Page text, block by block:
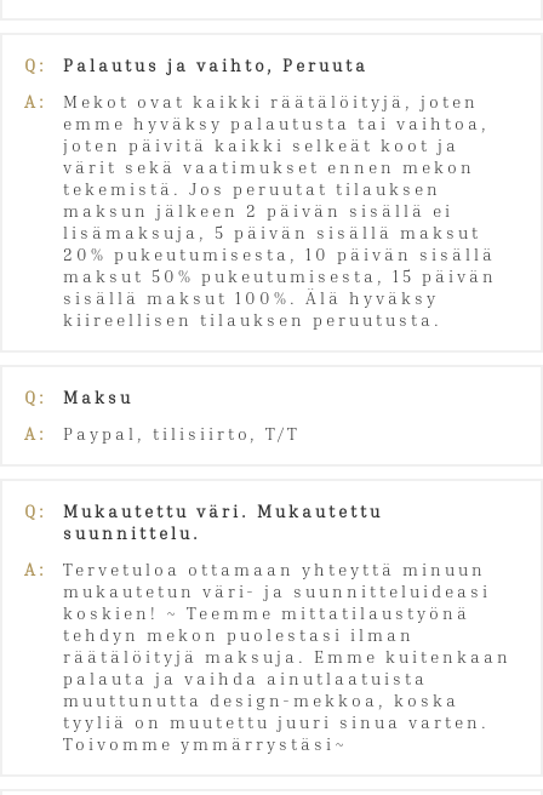
Q:
Palautus ja vaihto, Peruuta
A:
Mekot ovat kaikki räätälöityjä, joten
emme hyväksy palautusta tai vaihtoa,
joten päivitä kaikki selkeät koot ja
värit sekä vaatimukset ennen mekon
tekemistä. Jos peruutat tilauksen
maksun jälkeen 2 päivän sisällä ei
lisämaksuja, 5 päivän sisällä maksut
20% pukeutumisesta, 10 päivän sisällä
maksut 50% pukeutumisesta, 15 päivän
sisällä maksut 100%. Älä hyväksy
kiireellisen tilauksen peruutusta.
Q:
Maksu
A:
Paypal, tilisiirto, T/T
Q:
Mukautettu väri. Mukautettu
suunnittelu.
A:
Tervetuloa ottamaan yhteyttä minuun
mukautetun väri- ja suunnitteluideasi
koskien! ~ Teemme mittatilaustyönä
tehdyn mekon puolestasi ilman
räätälöityjä maksuja. Emme kuitenkaan
palauta ja vaihda ainutlaatuista
muuttunutta design-mekkoa, koska
tyyliä on muutettu juuri sinua varten.
Toivomme ymmärrystäsi~